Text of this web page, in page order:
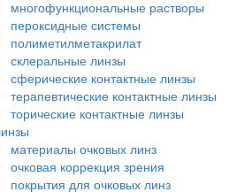
многофункциональные растворы
пероксидные системы
полиметилметакрилат
склеральные линзы
сферические контактные линзы
терапевтические контактные линзы
торические контактные линзы
материалы очковых линз
очковая коррекция зрения
покрытия для очковых линз